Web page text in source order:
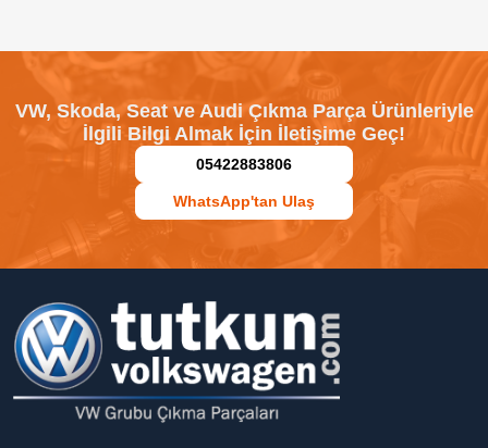
VW, Skoda, Seat ve Audi Çıkma Parça Ürünleriyle
İlgili Bilgi Almak İçin İletişime Geç!
05422883806
WhatsApp'tan Ulaş